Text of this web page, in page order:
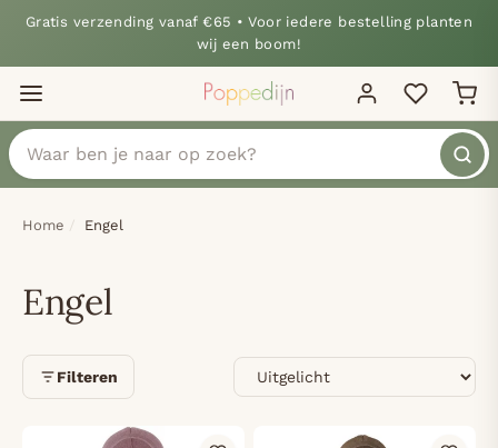
Gratis verzending vanaf €65 • Voor iedere bestelling planten
wij een boom!
Home Engel
Engel
Filteren Sorteren